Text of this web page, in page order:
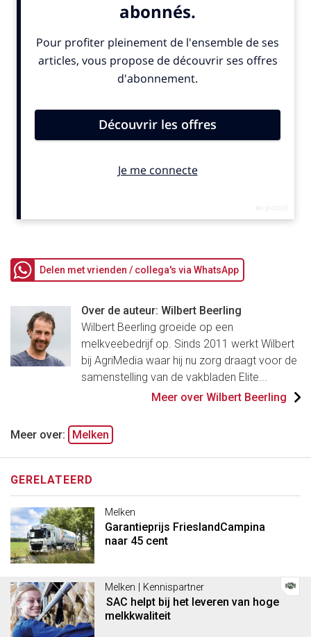
Delen met vrienden / collega's via WhatsApp
Over de auteur: Wilbert Beerling
Wilbert Beerling groeide op een
melkveebedrijf op. Sinds 2011 werkt Wilbert
bij AgriMedia waar hij nu zorg draagt voor de
samenstelling van de vakbladen Elite...
Meer over Wilbert Beerling
Meer over: Melken
GERELATEERD
Melken
Garantieprijs FrieslandCampina
naar 45 cent
Melken | Kennispartner
SAC helpt bij het leveren van hoge
melkkwaliteit